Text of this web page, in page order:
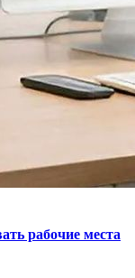
рабочие места